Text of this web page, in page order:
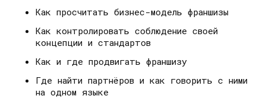
Как просчитать бизнес-модель франшизы
Как контролировать соблюдение своей
концепции и стандартов
Как и где продвигать франшизу
Где найти партнёров и как говорить с ними
на одном языке